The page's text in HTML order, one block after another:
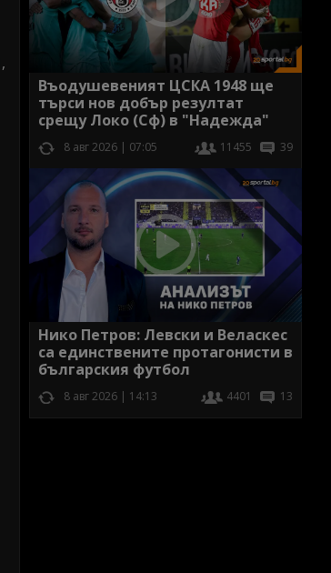
,
Въодушевеният ЦСКА 1948 ще
търси нов добър резултат
срещу Локо (Сф) в "Надежда"
8 авг 2026 | 07:05 11455 39
Нико Петров: Левски и Веласкес
са единствените протагонисти в
българския футбол
8 авг 2026 | 14:13 4401 13